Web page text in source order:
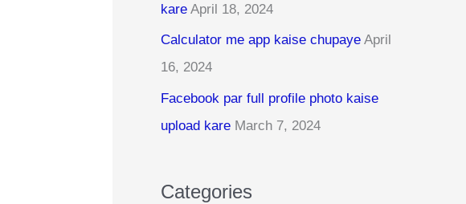
f
o
r
:
kare April 18, 2024
Calculator me app kaise chupaye April
16, 2024
Facebook par full profile photo kaise
upload kare March 7, 2024
Categories